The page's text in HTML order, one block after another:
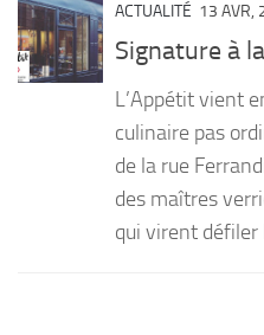
PORTRAITS
LIVRES
ACTUALITÉ 13 AVR,
Signature à
L’Appétit vient
culinaire pas
de la rue
des maîtres
qui virent défiler